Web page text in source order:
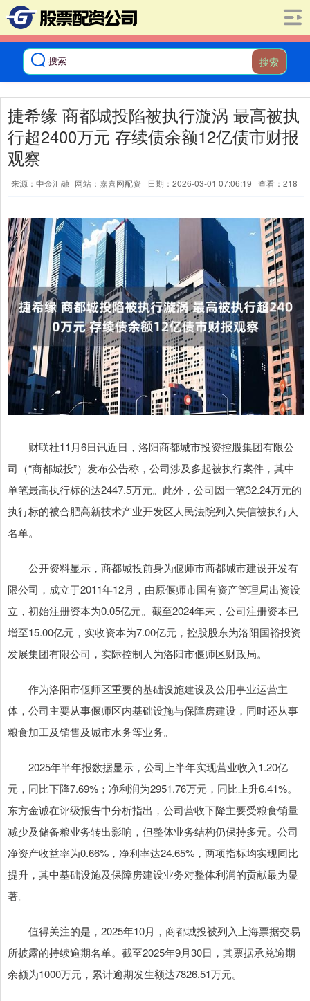
搜索
捷希缘 商都城投陷被执行漩涡 最高被执
行超2400万元 存续债余额12亿债市财报
观察
来源：中金汇融 网站：嘉喜网配资 日期：2026-03-01 07:06:19 查看：218
财联社11月6日讯近日，洛阳商都城市投资控股集团有限公
司（“商都城投”）发布公告称，公司涉及多起被执行案件，其中
单笔最高执行标的达2447.5万元。此外，公司因一笔32.24万元的
执行标的被合肥高新技术产业开发区人民法院列入失信被执行人
名单。
公开资料显示，商都城投前身为偃师市商都城市建设开发有
限公司，成立于2011年12月，由原偃师市国有资产管理局出资设
立，初始注册资本为0.05亿元。截至2024年末，公司注册资本已
增至15.00亿元，实收资本为7.00亿元，控股股东为洛阳国裕投资
发展集团有限公司，实际控制人为洛阳市偃师区财政局。
作为洛阳市偃师区重要的基础设施建设及公用事业运营主
体，公司主要从事偃师区内基础设施与保障房建设，同时还从事
粮食加工及销售及城市水务等业务。
2025年半年报数据显示，公司上半年实现营业收入1.20亿
元，同比下降7.69%；净利润为2951.76万元，同比上升6.41%。
东方金诚在评级报告中分析指出，公司营收下降主要受粮食销量
减少及储备粮业务转出影响，但整体业务结构仍保持多元。公司
净资产收益率为0.66%，净利率达24.65%，两项指标均实现同比
提升，其中基础设施及保障房建设业务对整体利润的贡献最为显
著。
值得关注的是，2025年10月，商都城投被列入上海票据交易
所披露的持续逾期名单。截至2025年9月30日，其票据承兑逾期
余额为1000万元，累计逾期发生额达7826.51万元。